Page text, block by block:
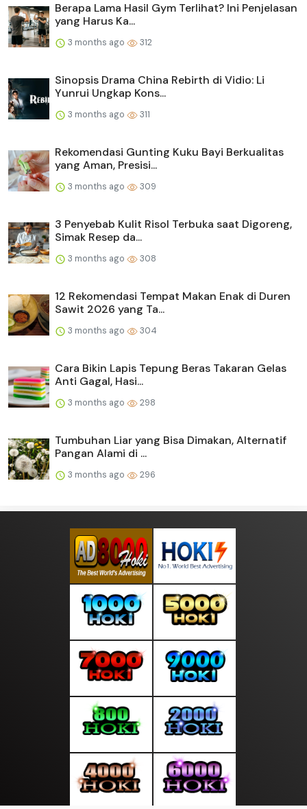
Berapa Lama Hasil Gym Terlihat? Ini Penjelasan
yang Harus Ka...
3 months ago 312
Sinopsis Drama China Rebirth di Vidio: Li
Yunrui Ungkap Kons...
3 months ago 311
Rekomendasi Gunting Kuku Bayi Berkualitas
yang Aman, Presisi...
3 months ago 309
3 Penyebab Kulit Risol Terbuka saat Digoreng,
Simak Resep da...
3 months ago 308
12 Rekomendasi Tempat Makan Enak di Duren
Sawit 2026 yang Ta...
3 months ago 304
Cara Bikin Lapis Tepung Beras Takaran Gelas
Anti Gagal, Hasi...
3 months ago 298
Tumbuhan Liar yang Bisa Dimakan, Alternatif
Pangan Alami di ...
3 months ago 296